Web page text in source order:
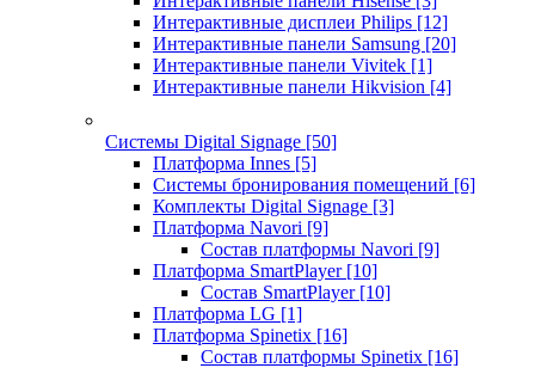
Интерактивные дисплеи Philips [12]
Интерактивные панели Samsung [20]
Интерактивные панели Vivitek [1]
Интерактивные панели Hikvision [4]
Системы Digital Signage [50]
Платформа Innes [5]
Системы бронирования помещений [6]
Комплекты Digital Signage [3]
Платформа Navori [9]
Состав платформы Navori [9]
Платформа SmartPlayer [10]
Состав SmartPlayer [10]
Платформа LG [1]
Платформа Spinetix [16]
Состав платформы Spinetix [16]